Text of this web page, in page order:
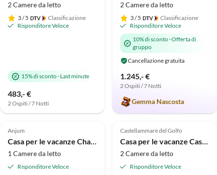
2 Camere da letto
3/ 5
Classificazione
Risponditore Veloce
15% di sconto· Last minute
483,- €
2 Ospiti / 7 Notti
2 Camere da letto
3/ 5
Classificazione
Risponditore Veloce
10% di sconto·Offerta di
gruppo
Cancellazione gratuita
1.245,- €
2 Ospiti / 7 Notti
Gemma Nascosta
Alto
5.0 (1)
Anjum
Casa per le vacanze Chalet2rent Lauwersmeer
1 Camere da letto
Risponditore Veloce
Alto
Castellammare del Golfo
Casa per le vacanze Casa Puccini
2 Camere da letto
Risponditore Veloce